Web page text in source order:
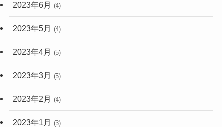
2023年6月 (4)
2023年5月 (4)
2023年4月 (5)
2023年3月 (5)
2023年2月 (4)
2023年1月 (3)